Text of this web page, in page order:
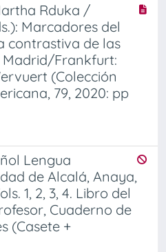
Rduka /
Marcadores del
contrastiva de las
Madrid/Frankfurt:
(Colección
79, 2020: pp
Lengua
de Alcalá, Anaya,
1, 2, 3, 4. Libro del
Cuaderno de
(Casete +